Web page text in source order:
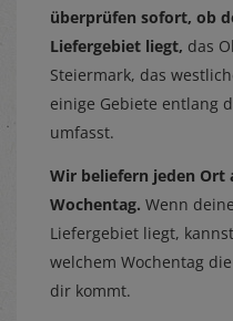
überprüfen sofort, ob
Liefergebiet liegt, das
Steiermark, das
einige Gebiete entlang
umfasst.
Wir beliefern jeden
Wochentag. Wenn
Liefergebiet liegt,
welchem Wochentag
dir kommt.